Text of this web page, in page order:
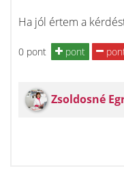
Ha jól értem a
0 pont pont
Zsoldosné